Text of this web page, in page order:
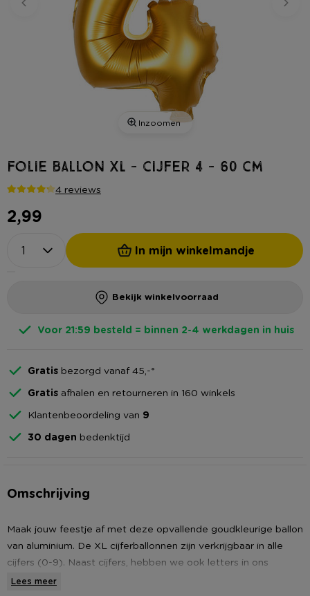
Inzoomen
Folie ballon XL - cijfer 4 - 60 cm
4 reviews
2,99
In mijn winkelmandje
Bekijk winkelvoorraad
Voor 21:59 besteld = binnen 2-4 werkdagen in huis
Gratis bezorgd vanaf 45,-*
Gratis afhalen en retourneren in 160 winkels
Klantenbeoordeling van 9
30 dagen bedenktijd
Omschrijving
Maak jouw feestje af met deze opvallende goudkleurige ballon
van aluminium. De XL cijferballonnen zijn verkrijgbaar in alle
cijfers (0-9). Naast cijfers, hebben we ook letters in ons
assortiment. Bestel alle cijfers en letters die jij nodig hebt om
Lees meer